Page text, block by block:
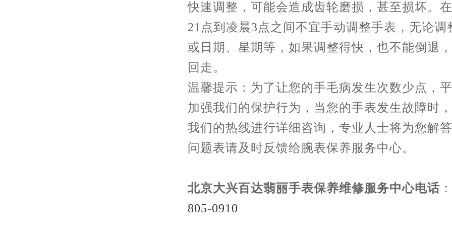
快速调整，可能会造成齿轮磨损，甚至损坏。
21点到凌晨3点之间不宜手动调整手表，无论调
或日期、星期等，如果调整得快，也不能倒退
回走。
温馨提示：为了让您的手毛病发生次数少点，
加强我们的保护行为，当您的手表发生故障时
我们的热线进行详细咨询，专业人士将为您解
问题表请及时反馈给腕表保养服务中心。
北京大兴百达翡丽手表保养维修服务中心电话 ：
805-0910